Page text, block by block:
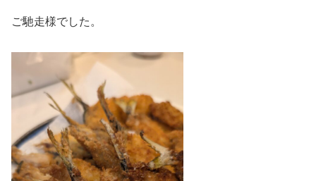
ご馳走様でした。